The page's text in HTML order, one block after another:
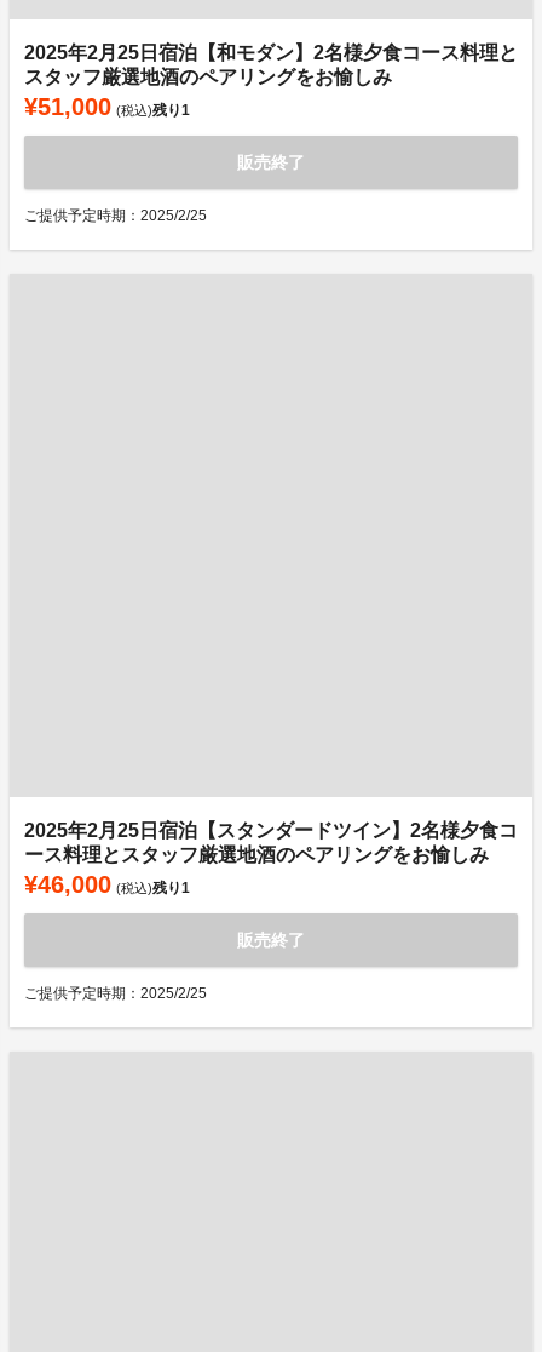
2025年2月25日宿泊【和モダン】2名様夕食コース料理と
スタッフ厳選地酒のペアリングをお愉しみ
¥51,000 (税込)残り1
販売終了
ご提供予定時期：2025/2/25
2025年2月25日宿泊【スタンダードツイン】2名様夕食コ
ース料理とスタッフ厳選地酒のペアリングをお愉しみ
¥46,000 (税込)残り1
販売終了
ご提供予定時期：2025/2/25